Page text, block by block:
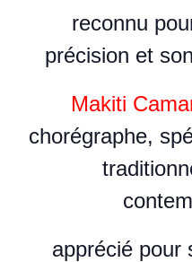
reconnu
précision et
Makiti
chorégraphe,
apprécié pour